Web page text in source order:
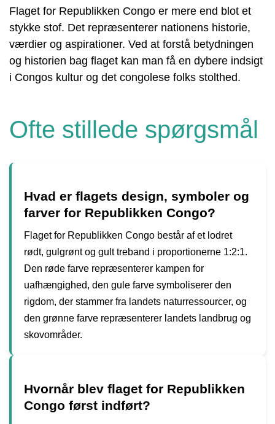
Flaget for Republikken Congo er mere end blot et
stykke stof. Det repræsenterer nationens historie,
værdier og aspirationer. Ved at forstå betydningen
og historien bag flaget kan man få en dybere indsigt
i Congos kultur og det congolese folks stolthed.
Ofte stillede spørgsmål
Hvad er flagets design, symboler og
farver for Republikken Congo?
Flaget for Republikken Congo består af et lodret
rødt, gulgrønt og gult treband i proportionerne 1:2:1.
Den røde farve repræsenterer kampen for
uafhængighed, den gule farve symboliserer den
rigdom, der stammer fra landets naturressourcer, og
den grønne farve repræsenterer landets landbrug og
skovområder.
Hvornår blev flaget for Republikken
Congo først indført?